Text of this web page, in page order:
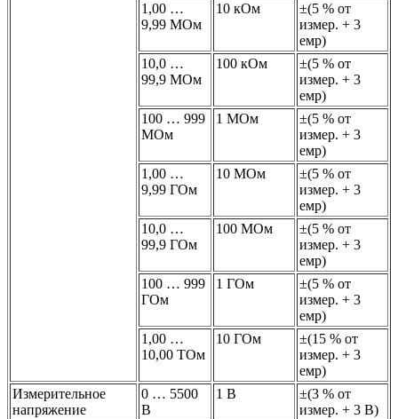
1,00 …
9,99 МОм
10 кОм
±(5 % от
измер. + 3
емр)
10,0 …
99,9 МОм
100 кОм
±(5 % от
измер. + 3
емр)
100 … 999
МОм
1 МОм
±(5 % от
измер. + 3
емр)
1,00 …
9,99 ГОм
10 МОм
±(5 % от
измер. + 3
емр)
10,0 …
99,9 ГОм
100 МОм
±(5 % от
измер. + 3
емр)
100 … 999
ГОм
1 ГОм
±(5 % от
измер. + 3
емр)
1,00 …
10,00 ТОм
10 ГОм
±(15 % от
измер. + 3
емр)
Измерительное
напряжение
0 … 5500
В
1 В
±(3 % от
измер. + 3 В)